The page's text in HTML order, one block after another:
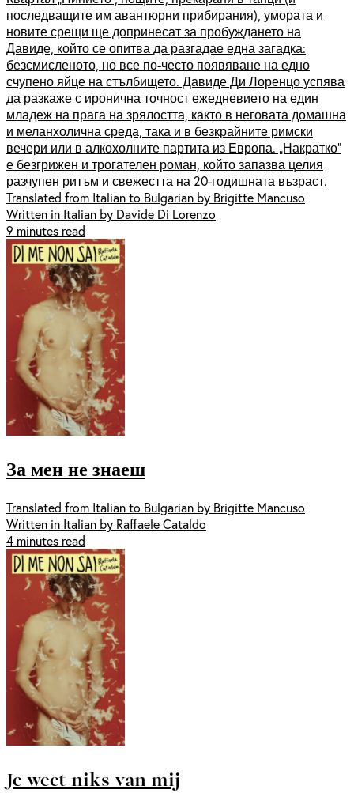
последващите им авантюрни прибирания), умората и
новите срещи ще допринесат за пробуждането на
Давиде, който се опитва да разгадае една загадка:
безсмисленото, но все по-често появяване на едно
счупено яйце на стълбището. Давиде Ди Лоренцо успява
да разкаже с иронична точност ежедневието на един
младеж на прага на зрялостта, както в неговата домашна
и меланхолична среда, така и в безкрайните римски
вечери или в алкохолните партита из Европа. „Накратко”
е безгрижен и трогателен роман, който запазва целия
разчупен ритъм и свежестта на 20-годишната възраст.
Translated from Italian to Bulgarian by Brigitte Mancuso
Written in Italian by Davide Di Lorenzo
9 minutes read
За мен не знаеш
Translated from Italian to Bulgarian by Brigitte Mancuso
Written in Italian by Raffaele Cataldo
4 minutes read
Je weet niks van mij